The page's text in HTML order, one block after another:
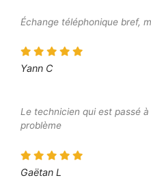
Échange téléphonique bref,
Yann C
Le technicien qui est passé
problème
Gaëtan L